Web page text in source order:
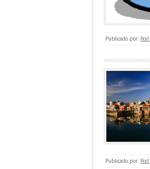
Publicado por:
Publicado por: